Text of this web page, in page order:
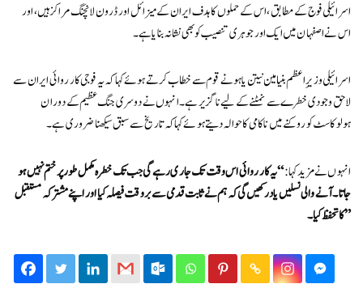
اسرائیلی فوج کے مطابق، اس کے حملوں کا ہدف ایران کے میزائل اور ڈرون لانچنگ مراکز ہیں، اور
اس نے اصفہان میں ایک اور جوہری تنصیب کو بھی نشانہ بنایا ہے۔
اسرائیلی وزیرِ اعظم بنیامین نیتن یاہو نے قوم سے خطاب کرتے ہوئے کہا کہ یہ فوجی کارروائی ایران سے
لاحق وجودی خطرے سے نمٹنے کے لیے ناگزیر ہے۔ انہوں نے دوسری جنگ عظیم کے دوران
ہولوکاسٹ کو روکنے میں ناکامی کا حوالہ دیتے ہوئے کہا کہ تاریخ سے سبق سیکھنا ضروری ہے۔
انہوں نے مزید کہا:“یہ کارروائی اس وقت تک جاری رہے گی جب تک خطرہ مکمل طور پر ختم نہیں ہو
جاتا۔ آنے والی نسلیں یاد رکھیں گی کہ ہم نے ثابت قدمی سے بروقت فیصلہ کیا اور اپنے مشترکہ مستقبل
کا تحفظ کیا۔”